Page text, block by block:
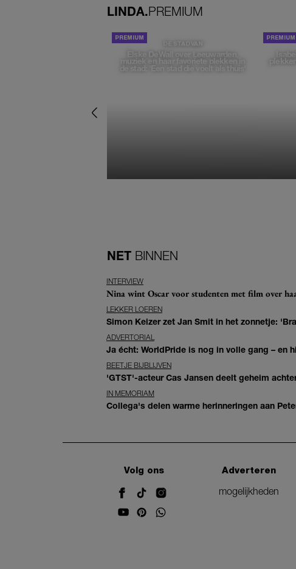
LINDA.PREMIUM
DE STAD VAN
Elske DeWall over Leeuwarden,
muziek en haar favoriete plekken in
de stad: 'Een stad die voelt als thuis'
NET BINNEN
INTERVIEW
Nina wint Oscar voor studenten met film over
LEKKER LOEREN
Simon Keizer zet Jan Smit in het zonnetje:
ADVERTORIAL
Ja écht: WorldPride is nog in volle gang – en
BEETJE BIJBLIJVEN
'GTST'-acteur Cas Jansen deelt geheim
IN MEMORIAM
Collega's delen warme herinneringen aan
Volg ons
Adverteren
mogelijkheden